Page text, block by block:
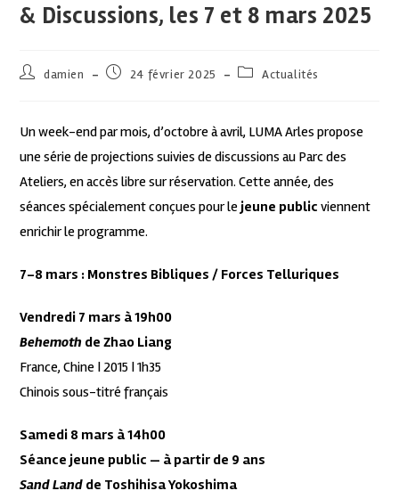
& Discussions, les 7 et 8 mars 2025
damien 24 février 2025 Actualités
Un week-end par mois, d’octobre à avril, LUMA Arles propose
une série de projections suivies de discussions au Parc des
Ateliers, en accès libre sur réservation. Cette année, des
séances spécialement conçues pour le jeune public viennent
enrichir le programme.
7-8 mars : Monstres Bibliques / Forces Telluriques
Vendredi 7 mars à 19h00
Behemoth de Zhao Liang
France, Chine | 2015 | 1h35
Chinois sous-titré français
Samedi 8 mars à 14h00
Séance jeune public — à partir de 9 ans
Sand Land de Toshihisa Yokoshima